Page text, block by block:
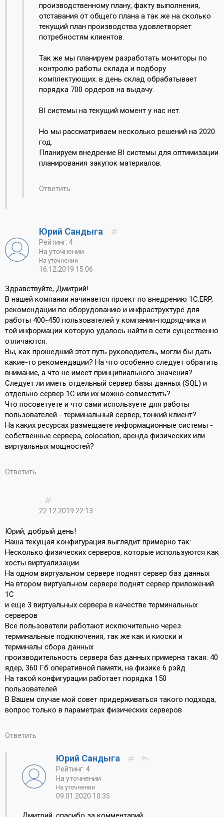
производственному плану, факту выполнения,
отставания от общего плана а так же на сколько
текущий план производства удовлетворяет
потребностям клиентов.
Так же мы планируем разработать мониторы по
контролю работы склада и подбору
комплектующих. в день склад обрабатывает
порядка 700 ордеров на выдачу.
BI системы на текущий момент у нас нет.
Но мы рассматриваем несколько решений на 2020
год.
Планируем внедрение BI системы для оптимизации
планирования закупок материалов.
Ответить
Юрий Сандыга
Рейтинг: 4
На уточнении
На уточнении
16.12.2019 15:06
Здравствуйте, Дмитрий!
В нашей компании начинается проект по внедрению 1С:ERP,
рекомендации по оборудованию и инфраструктуре для
работы 400-450 пользователей у компании-подрядчика и
той информации которую удалось найти в сети существенно
отличаются.
Вы, как прошедший этот путь руководитель, могли бы дать
какие-то рекомендации? На что особенно следует обратить
внимание, а что не имеет принципиального значения?
Следует ли иметь отдельный сервер базы данных (SQL) и
отдельно сервер 1С или их можно совместить?
Что посоветуете и что сами используете для работы
пользователей - терминальный сервер, тонкий клиент?
На каких ресурсах размещаете информационные системы -
собственные сервера, colocation, аренда физических или
виртуальных мощностей?
Ответить
22.12.2019 22:13
Юрий, добрый день!
Наша текущая конфигурация выглядит примерно так:
Несколько физических серверов, которые используются как
хосты виртуализации.
На одном виртуальном сервере поднят сервер баз данных
На втором виртуальном сервере поднят сервер приложений
1С
и еще 3 виртуальных сервера в качестве терминальных
серверов
Все пользователи работают исключительно через
терминальные подключения, так же как и киоски и
терминалы сбора данных
производительность сервера баз данных примерна такая: 40
ядер, 360 Гб оперативной памяти, на физике 6 рэйд
На такой конфигурации работает порядка 150
пользователей
В Вашем случае мой совет придерживаться такого подхода,
вопрос только в параметрах физических серверов
Ответить
Юрий Сандыга
Рейтинг: 4
На уточнении
На уточнении
09.01.2020 10:35